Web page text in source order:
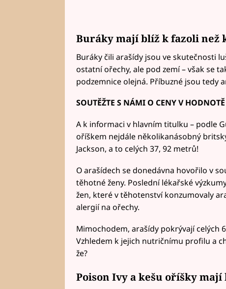
Buráky mají blíž k fazoli než
Buráky čili arašídy jsou ve skutečnosti
ostatní ořechy, ale pod zemí – však se
podzemnice olejná. Příbuzné jsou tedy
SOUTĚŽTE S NÁMI O CENY V
A k informaci v hlavním titulku – podle
oříškem nejdále několikanásobný
Jackson, a to celých 37, 92 metrů!
O arašídech se donedávna hovořilo v
těhotné ženy. Poslední lékařské
žen, které v těhotenství konzumovaly
alergií na ořechy.
Mimochodem, arašídy pokrývají celých
Vzhledem k jejich nutričnímu profilu a
že?
Poison Ivy a kešu oříšky mají